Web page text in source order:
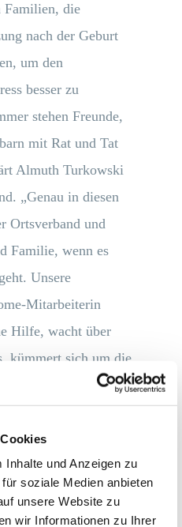
und Anzeigen zu
soziale Medien anbieten
unsere Website zu
wir Informationen zu Ihrer
Familien, die
nach der Geburt
um den
besser zu
stehen Freunde,
mit Rat und Tat
Almuth Turkowski
„Genau in diesen
Ortsverband und
Familie, wenn es
Unsere
Mitarbeiterin
Hilfe, wacht über
kümmert sich um die
erledigt
Arzt.
Helmut Ring,
über